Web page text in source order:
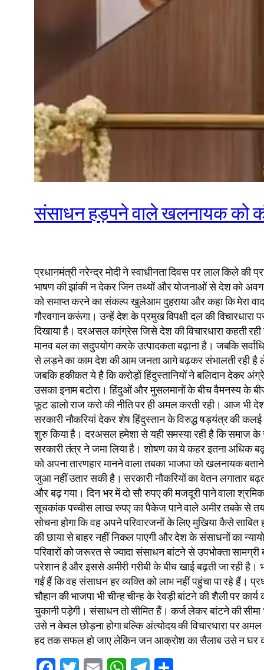
संसाधन हड़पने वाले खलनायक को
प्रधानमंत्री नरेन्द्र मोदी ने स्वाधीनता दिवस पर लाल किले
भाषण की झांकी न देकर जिन तथ्यों और योजनाओं से देश को अवगत
को समाप्त करने का संकल्प खुलेआम दुहराया और कहा कि मेरा
गौरवगान करूंगा। उन्हें देश के प्रमुख विपक्षी दल की
दिखाया है। दरअसल कांग्रेस जिसे देश की विचारधारा कहती
मानव बल का सदुपयोग करके उत्पादकता बढ़ाना है। जबकि
से लड़ने का काम देश की आम जनता आगे बढ़कर संभालती रही है
जबकि हकीकत ये है कि करोड़ों हिंदुस्तानियों ने बलिदान देकर
उसका इनाम बटोरा। हिंदुओं और मुसलमानों के बीच वैमनस्य के
फूट डालो राज करो की नीति पर ही अमल करती रही। आज भी
सरकारी नौकरियां देकर शेष हिंदुस्तान के विरुद्ध षड़यंत्र की
शुरु किया है। दरअसल हमेशा से यही समस्या रही है कि समाज
सरकारी तंत्र ने जमा लिया है। शोषण का ये कहर इतना अधिक
को अपना तारणहार मानने वाला तबका भाजपा को खलनायक
जुआ नहीं उतार सकी है। सरकारी नौकरियों का वेतन लगातार
और बढ़ गया। दिन भर में दो सौ रुपए की मजदूरी पाने वाला
सूचकांक पच्चीस लाख रुपए का पैकेज पाने वाले अमीर तबके से तय
सोचना होगा कि वह अपने परिवारजनों के लिए मुखिया कैसे
की छाया से बाहर नहीं निकल पाएगी और देश के संसाधनों का
परिवारों को जरूरत से ज्यादा संसाधन बांटने से उपभोक्ता
परेशान है और इससे अमीरी गरीबी के बीच खाई बढ़ती जा रही
गईं हैं कि वह संसाधन हर व्यक्ति को लाभ नहीं पहुंचा पा रहे हैं।
चौहान की भाजपा भी चीन्ह चीन्ह के रेवड़ी बांटने की शैली पर
चुकानी पड़ेगी। संसाधन तो सीमित हैं। कर्ज लेकर बांटने की
उसे न केवल छोड़ना होगा बल्कि अंत्योदय की विचारधारा पर
हद तक सफल हो जाए लेकिन जन आक्रोश का सैलाब उसे न घर